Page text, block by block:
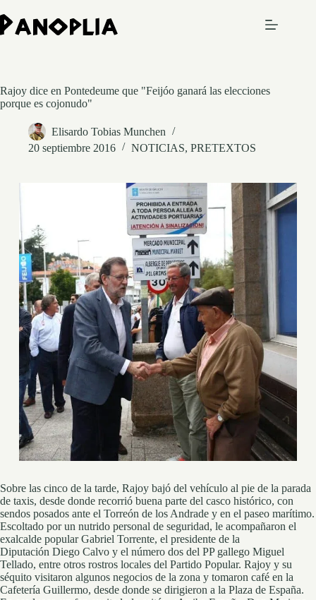
al
contenido
Rajoy dice en Pontedeume que "Feijóo ganará las elecciones
porque es cojonudo"
Elisardo Tobias Munchen
20 septiembre 2016
NOTICIAS, PRETEXTOS
Sobre las cinco de la tarde, Rajoy bajó del vehículo al pie de la parada
de taxis, desde donde recorrió buena parte del casco histórico, con
sendos posados ante el Torreón de los Andrade y en el paseo marítimo.
Escoltado por un nutrido personal de seguridad, le acompañaron el
exalcalde popular Gabriel Torrente, el presidente de la
Diputación Diego Calvo y el número dos del PP gallego Miguel
Tellado, entre otros rostros locales del Partido Popular. Rajoy y su
séquito visitaron algunos negocios de la zona y tomaron café en la
Cafetería Guillermo, desde donde se dirigieron a la Plaza de España.